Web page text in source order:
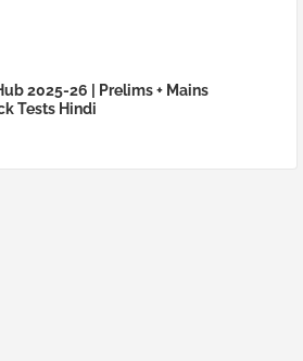
2025-26 | Prelims + Mains
Tests Hindi